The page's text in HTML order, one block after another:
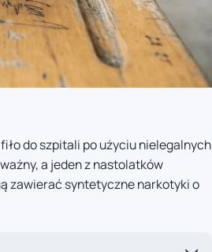
do szpitali po użyciu nielegalnych
a jeden z nastolatków
zawierać syntetyczne narkotyki o